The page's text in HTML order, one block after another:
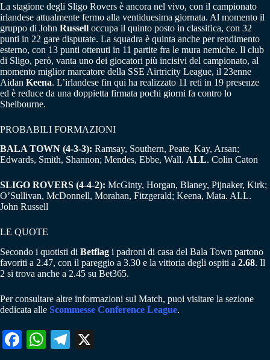
La stagione degli Sligo Rovers è ancora nel vivo, con il campionato
irlandese attualmente fermo alla ventiduesima giornata. Al momento il
gruppo di John Russell occupa il quinto posto in classifica, con 32
punti in 22 gare disputate. La squadra è quinta anche per rendimento
esterno, con 13 punti ottenuti in 11 partite fra le mura nemiche. Il club
di Sligo, però, vanta uno dei giocatori più incisivi del campionato, al
momento miglior marcatore della SSE Airtricity League, il 23enne
Aidan Keena. L’irlandese fin qui ha realizzato 11 reti in 19 presenze
ed è reduce da una doppietta firmata pochi giorni fa contro lo
Shelbourne.
PROBABILI FORMAZIONI
BALA TOWN (4-3-3): Ramsay, Southern, Peate, Kay, Arsan;
Edwards, Smith, Shannon; Mendes, Ebbe, Wall. ALL. Colin Caton
SLIGO ROVERS (4-4-2): McGinty, Horgan, Blaney, Pijnaker, Kirk;
O’Sullivan, McDonnell, Morahan, Fitzgerald; Keena, Mata. ALL.
John Russell
LE QUOTE
Secondo i quotisti di Betflag i padroni di casa del Bala Town partono
favoriti a 2.47, con il pareggio a 3.30 e la vittoria degli ospiti a 2.68. Il
2 si trova anche a 2.45 su Bet365.
Per consultare altre informazioni sul Match, puoi visitare la sezione
dedicata alle Scommesse Conference League.
Fa W
Te